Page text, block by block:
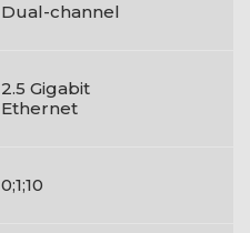
Dual-channel
2.5 Gigabit
Ethernet
0;1;10